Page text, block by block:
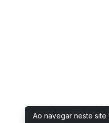
Ao navegar neste